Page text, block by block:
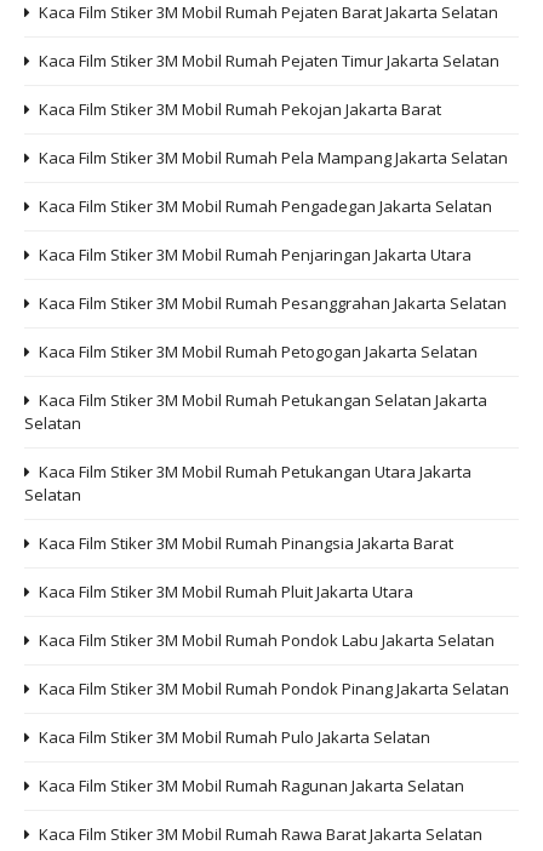
Kaca Film Stiker 3M Mobil Rumah Pejaten Barat Jakarta Selatan
Kaca Film Stiker 3M Mobil Rumah Pejaten Timur Jakarta Selatan
Kaca Film Stiker 3M Mobil Rumah Pekojan Jakarta Barat
Kaca Film Stiker 3M Mobil Rumah Pela Mampang Jakarta Selatan
Kaca Film Stiker 3M Mobil Rumah Pengadegan Jakarta Selatan
Kaca Film Stiker 3M Mobil Rumah Penjaringan Jakarta Utara
Kaca Film Stiker 3M Mobil Rumah Pesanggrahan Jakarta Selatan
Kaca Film Stiker 3M Mobil Rumah Petogogan Jakarta Selatan
Kaca Film Stiker 3M Mobil Rumah Petukangan Selatan Jakarta
Selatan
Kaca Film Stiker 3M Mobil Rumah Petukangan Utara Jakarta
Selatan
Kaca Film Stiker 3M Mobil Rumah Pinangsia Jakarta Barat
Kaca Film Stiker 3M Mobil Rumah Pluit Jakarta Utara
Kaca Film Stiker 3M Mobil Rumah Pondok Labu Jakarta Selatan
Kaca Film Stiker 3M Mobil Rumah Pondok Pinang Jakarta Selatan
Kaca Film Stiker 3M Mobil Rumah Pulo Jakarta Selatan
Kaca Film Stiker 3M Mobil Rumah Ragunan Jakarta Selatan
Kaca Film Stiker 3M Mobil Rumah Rawa Barat Jakarta Selatan